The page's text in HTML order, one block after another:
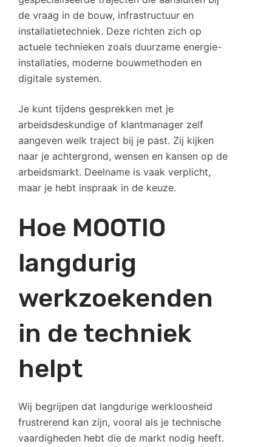
de vraag in de bouw, infrastructuur en
installatietechniek. Deze richten zich op
actuele technieken zoals duurzame energie-
installaties, moderne bouwmethoden en
digitale systemen.
Je kunt tijdens gesprekken met je
arbeidsdeskundige of klantmanager zelf
aangeven welk traject bij je past. Zij kijken
naar je achtergrond, wensen en kansen op de
arbeidsmarkt. Deelname is vaak verplicht,
maar je hebt inspraak in de keuze.
Hoe MOOTIO
langdurig
werkzoekenden
in de techniek
helpt
Wij begrijpen dat langdurige werkloosheid
frustrerend kan zijn, vooral als je technische
vaardigheden hebt die de markt nodig heeft.